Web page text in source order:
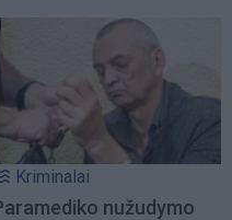
Kriminalai
nužudymo